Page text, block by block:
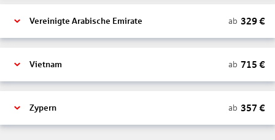
Vereinigte Arabische Emirate ab 329€
Vietnam ab 715 €
Zypern ab 357 €